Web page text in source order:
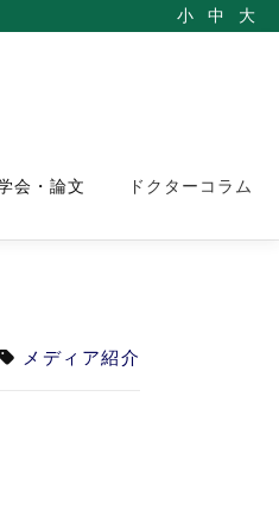
小 中 大
会・論文 ドクターコラム
メディア紹介